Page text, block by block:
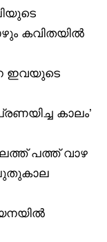
കവിതയിൽ
ഇവയുടെ
കാലം’
പത്ത് വാഴ